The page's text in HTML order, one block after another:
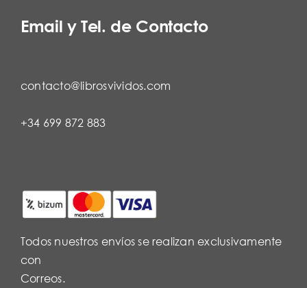
Email y Tel. de Contacto
contacto@librosvividos.com
+34 699 872 883
Todos nuestros envíos se realizan exclusivamente
con
Correos.